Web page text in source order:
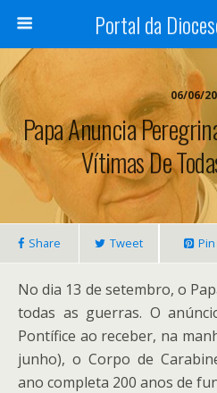
Portal da
06/06/
Papa Anuncia
Vítimas De
Share Tweet Pin
No dia 13 de setembro, o
todas as guerras. O
Pontífice ao receber, na
junho), o Corpo de
ano completa 200 anos de